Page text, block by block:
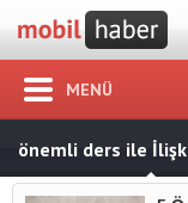
MENÜ
önemli ders ile